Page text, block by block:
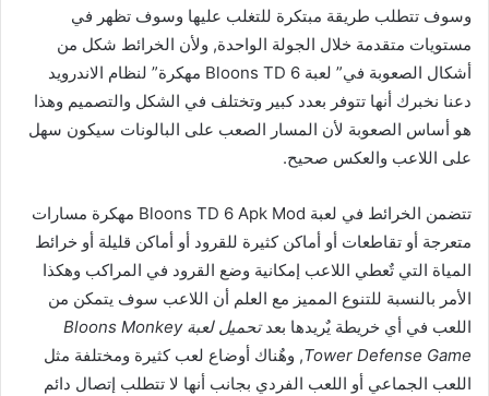
وسوف تتطلب طريقة مبتكرة للتغلب عليها وسوف تظهر في
مستويات متقدمة خلال الجولة الواحدة, ولأن الخرائط شكل من
أشكال الصعوبة في” لعبة Bloons TD 6 مهكرة” لنظام الاندرويد
دعنا نخبرك أنها تتوفر بعدد كبير وتختلف في الشكل والتصميم وهذا
هو أساس الصعوبة لأن المسار الصعب على البالونات سيكون سهل
على اللاعب والعكس صحيح.
تتضمن الخرائط في لعبة Bloons TD 6 Apk Mod مهكرة مسارات
متعرجة أو تقاطعات أو أماكن كثيرة للقرود أو أماكن قليلة أو خرائط
المياة التي تٌعطي اللاعب إمكانية وضع القرود في المراكب وهكذا
الأمر بالنسبة للتنوع المميز مع العلم أن اللاعب سوف يتمكن من
اللعب في أي خريطة يٌريدها بعد
تحميل لعبة Bloons Monkey
Tower Defense Game, وهٌناك أوضاع لعب كثيرة ومختلفة مثل
اللعب الجماعي أو اللعب الفردي بجانب أنها لا تتطلب إتصال دائم